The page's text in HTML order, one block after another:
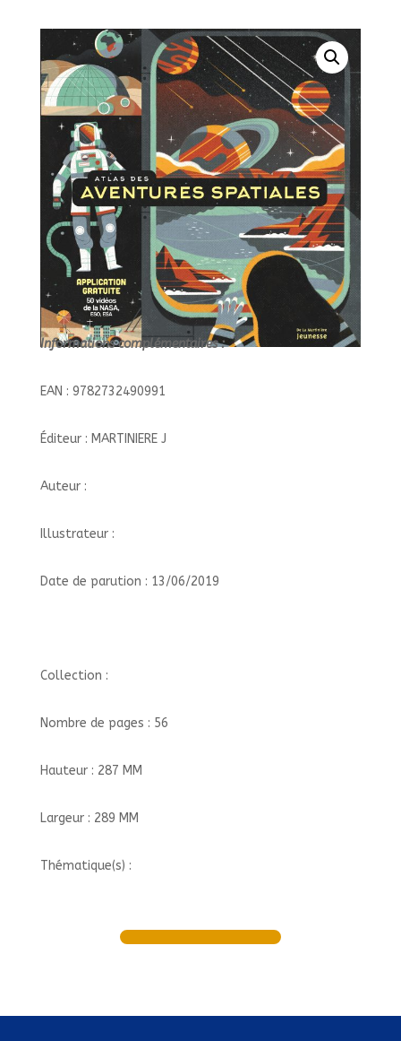
Informations complémentaires :
EAN : 9782732490991
Éditeur : MARTINIERE J
Auteur :
Illustrateur :
Date de parution : 13/06/2019
Collection :
Nombre de pages : 56
Hauteur : 287 MM
Largeur : 289 MM
Thématique(s) :